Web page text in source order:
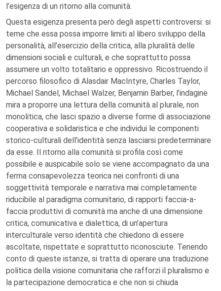
l’esigenza di un ritorno alla comunità.
Questa esigenza presenta però degli aspetti controversi: si
teme che essa possa imporre limiti al libero sviluppo della
personalità, all’esercizio della critica, alla pluralità delle
dimensioni sociali e culturali, e che soprattutto possa
assumere un volto totalitario e oppressivo. Ricostruendo il
percorso filosofico di Alasdair MacIntyre, Charles Taylor,
Michael Sandel, Michael Walzer, Benjamin Barber, l’indagine
mira a proporre una lettura della comunità al plurale, non
monolitica, che lasci spazio a diverse forme di associazione
cooperativa e solidaristica e che individui le componenti
storico-culturali dell’identità senza lasciarsi predeterminare
da esse. Il ritorno alla comunità si profila così come
possibile e auspicabile solo se viene accompagnato da una
ferma consapevolezza teorica nei confronti di una
soggettività temporale e narrativa mai completamente
riducibile al paradigma comunitario, di rapporti faccia-a-
faccia produttivi di comunità ma anche di una dimensione
critica, comunicativa e dialettica, di un’apertura
interculturale verso identità che chiedono di essere
ascoltate, rispettate e soprattutto riconosciute. Tenendo
conto di queste istanze, si tratta di operare una traduzione
politica della visione comunitaria che rafforzi il pluralismo e
la partecipazione democratica e che non si chiuda